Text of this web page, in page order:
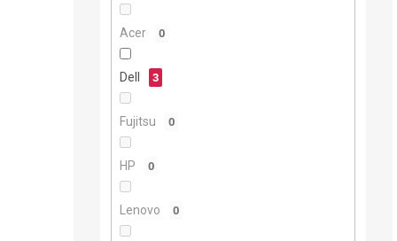
Acer 0
Dell 3
Fujitsu 0
HP 0
Lenovo 0